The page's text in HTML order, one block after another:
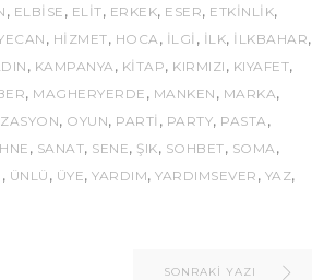
, ELBISE , ELIT, ERKEK, ESER, ETKINLIK,
, HIZMET, HOCA , ILGI , ILK, ILKBAHAR,
, KAMPANYA , KITAP, KIRMIZI , KIYAFET,
, MAGHERYERDE , MANKEN , MARKA,
, OYUN, PARTI , PARTY, PASTA ,
, SANAT, SENE, ŞIK, SOHBET, SOMA ,
, ÜNLÜ , ÜYE, YARDIM, YARDIMSEVER , YAZ,
SONRAKI YAZI